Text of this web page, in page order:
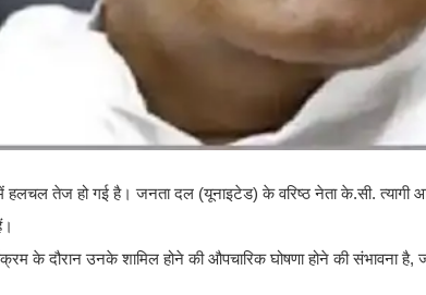
में हलचल तेज हो गई है। जनता दल (यूनाइटेड) के वरिष्ठ नेता के.सी.
के दौरान उनके शामिल होने की औपचारिक घोषणा होने की संभावना